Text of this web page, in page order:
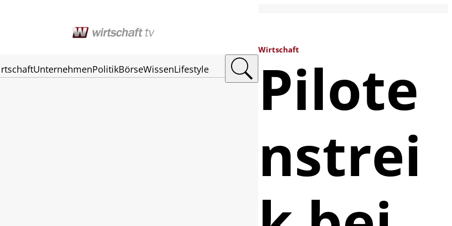
UnternehmenPolitikBörseWissenLifestyle
Wirtschaft
Pilote
nstrei